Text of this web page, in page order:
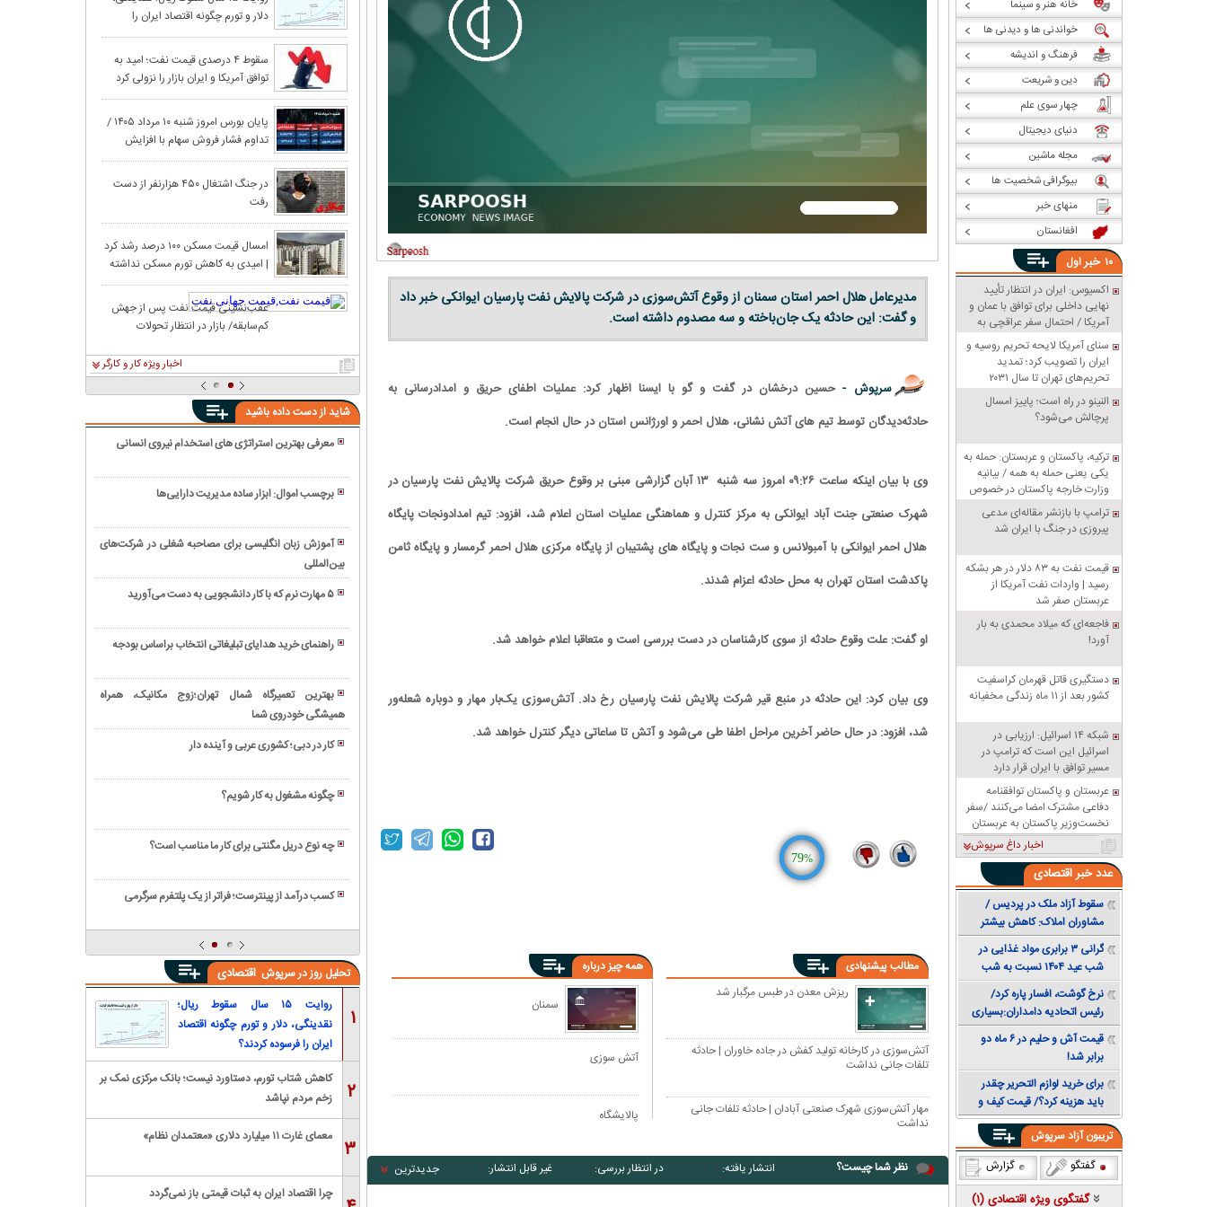
مدیرعامل هلال‌ احمر استان سمنان از وقوع آتش‌سوزی در شرکت پالایش نفت پارسیان ایوانکی خبر داد
و گفت: این حادثه یک جان‌باخته و سه مصدوم داشته است.
سرپوش -حسین درخشان در گفت و گو با ایسنا اظهار کرد: عملیات اطفای حریق و امدادرسانی به
حادثه‌دیدگان توسط تیم های آتش نشانی، هلال احمر و اورژانس استان در حال انجام است.
وی با بیان اینکه ساعت ۰۹:۲۶ امروز سه شنبه ۱۳ آبان گزارشی مبنی بر وقوع حریق شرکت پالایش نفت پارسیان در
شهرک صنعتی جنت آباد ایوانکی به مرکز کنترل و هماهنگی عملیات استان اعلام شد، افزود: تیم امدادونجات پایگاه
هلال احمر ایوانکی با آمبولانس و ست نجات و پایگاه های پشتیبان از پایگاه مرکزی هلال احمر گرمسار و پایگاه ثامن
پاکدشت استان تهران به محل حادثه اعزام شدند.
او گفت: علت وقوع حادثه از سوی کارشناسان در دست بررسی است و متعاقبا اعلام خواهد شد.
وی بیان کرد: این حادثه در منبع قیر شرکت پالایش نفت پارسیان رخ داد. آتش‌سوزی یک‌بار مهار و دوباره شعله‌ور
شد، افزود: در حال حاضر آخرین مراحل اطفا طی می‌شود و آتش تا ساعاتی دیگر کنترل خواهد شد.
79%
مطالب پیشنهادی
ریزش معدن در طبس مرگبار شد
آتش‌سوزی در کارخانه تولید کفش در جاده خاوران | حادثه
تلفات جانی نداشت
مهار آتش‌سوزی شهرک صنعتی آبادان | حادثه تلفات جانی
نداشت
همه چیز درباره
سمنان
آتش سوزی
پالایشگاه
نظر شما چیست؟ انتشار یافته: ۰ در انتظار بررسی: ۰ غیر قابل انتشار: ۰ جدیدترین
دلار و تورم چگونه اقتصاد ایران را
فرسوده کردند؟
سقوط ۴ درصدی قیمت نفت؛ امید به
توافق آمریکا و ایران بازار را نزولی کرد
پایان بورس امروز شنبه ۱۰ مرداد ۱۴۰۵ /
تداوم فشار فروش سهام با افزایش
ریسک‌های سیاسی
در جنگ اشتغال ۴۵۰ هزارنفر از دست
رفت
امسال قیمت مسکن ۱۰۰ درصد رشد کرد
| امیدی به کاهش تورم مسکن نداشته
باشید!
عقب‌نشینی قیمت نفت پس از جهش
کم‌سابقه/ بازار در انتظار تحولات
اخبار ویژه کار و کارگر
شاید از دست داده باشید
معرفی بهترین استراتژی های استخدام نیروی انسانی
برچسب اموال: ابزار ساده مدیریت دارایی‌ها
آموزش زبان انگلیسی برای مصاحبه شغلی در شرکت‌های
بین‌المللی
۵ مهارت نرم که با کار دانشجویی به دست می‌آورید
راهنمای خرید هدایای تبلیغاتی انتخاب براساس بودجه
بهترین تعمیرگاه شمال تهران؛زوج مکانیک، همراه
همیشگی خودروی شما
کار در دبی؛ کشوری عربی و آینده دار
چگونه مشغول به کار شویم؟
چه نوع دریل مگنتی برای کار ما مناسب است؟
کسب درآمد از پینترست؛ فراتر از یک پلتفرم سرگرمی
انواع
کسب
بسته
تحلیل روز در سرپوش اقتصادی
۱
روایت ۱۵ سال سقوط ریال؛
نقدینگی، دلار و تورم چگونه اقتصاد
ایران را فرسوده کردند؟
۲
کاهش شتاب تورم، دستاورد نیست؛ بانک مرکزی نمک بر
زخم مردم نپاشد
۳ معمای غارت ۱۱ میلیارد دلاری «معتمدان نظام»
چرا اقتصاد ایران به ثبات قیمتی باز نمی‌گردد
خانه هنر و سینما
خواندنی ها و دیدنی ها
فرهنگ و اندیشه
دین و شریعت
چهار سوی علم
دنیای دیجیتال
مجله ماشین
بیوگرافی شخصیت ها
منهای خبر
افغانستان
۱۰ خبراول
اکسیوس: ایران در انتظار تأیید
نهایی داخلی برای توافق با عمان و
آمریکا / احتمال سفر عراقچی به
پاکستان
سنای آمریکا لایحه تحریم روسیه و
ایران را تصویب کرد؛ تمدید
تحریم‌های تهران تا سال ۲۰۳۱
النینو در راه است؛ پاییز امسال
پرچالش می‌شود؟
ترکیه، پاکستان و عربستان: حمله به
یکی یعنی حمله به همه / بیانیه
وزارت خارجه پاکستان در خصوص
پیمان دفاعی مشترک مکه
ترامپ با بازنشر مقاله‌ای مدعی
پیروزی در جنگ با ایران شد
قیمت نفت به ۸۳ دلار در هر بشکه
رسید | واردات نفت آمریکا از
عربستان صفر شد
فاجعه‌ای که میلاد محمدی به بار
آورد!
دستگیری قاتل قهرمان کراسفیت
کشور بعد از ۱۱ ماه زندگی مخفیانه
شبکه ۱۴ اسرائیل: ارزیابی در
اسرائیل این است که ترامپ در
مسیر توافق با ایران قرار دارد
عربستان و پاکستان توافقنامه
دفاعی مشترک امضا می‌کنند /سفر
نخست‌وزیر پاکستان به عربستان
اخبار داغ سرپوش
عددخبر اقتصادی
سقوط آزاد ملک در پردیس /
مشاوران املاک: کاهش بیشتر
قیمت همچنان محتمل است +
جدول قیمتگرانی ۳ برابری مواد غذایی در
شب عید ۱۴۰۴ نسبت به شب
عید ۱۴۰۳
نرخ گوشت، افسار پاره کرد/
رئیس اتحادیه دامداران:بسیاری
از خانوارها توان خرید مرغ هم
ندارند
قیمت آش و حلیم در ۶ ماه دو
برابر شد!
برای خرید لوازم التحریر چقدر
باید هزینه کرد؟/ قیمت کیف و
کفش مدرسه ۳ برابر شد
تریبون آزاد سرپوش
گفتگو
گزارش
گفتگوی ویژه اقتصادی (۱)